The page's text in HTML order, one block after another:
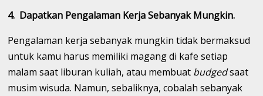
4. Dapatkan Pengalaman Kerja Sebanyak Mungkin.
Pengalaman kerja sebanyak mungkin tidak bermaksud
untuk kamu harus memiliki magang di kafe setiap
malam saat liburan kuliah, atau membuat budgedsaat
musim wisuda. Namun, sebaliknya, cobalah sebanyak